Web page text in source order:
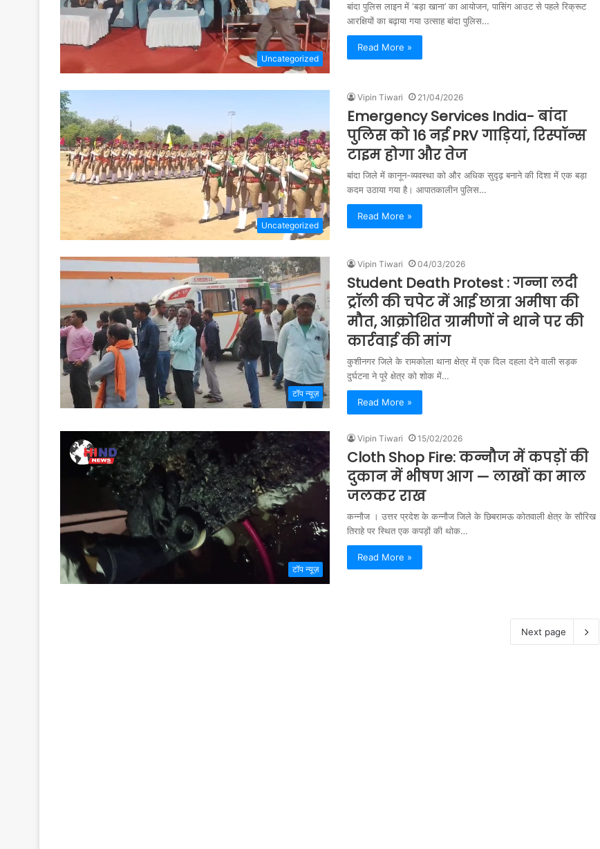
Uncategorized
बांदा पुलिस लाइन में ‘बड़ा खाना’ का आयोजन, पासिंग आउट से पहले रिक्रूट
आरक्षियों का बढ़ाया गया उत्साह बांदा पुलिस…
Read More »
Uncategorized
Vipin Tiwari 21/04/2026
Emergency Services India- बांदा
पुलिस को 16 नई PRV गाड़ियां, रिस्पॉन्स
टाइम होगा और तेज
बांदा जिले में कानून-व्यवस्था को और अधिक सुदृढ़ बनाने की दिशा में एक बड़ा
कदम उठाया गया है। आपातकालीन पुलिस…
Read More »
टॉप न्यूज़
Vipin Tiwari 04/03/2026
Student Death Protest : गन्ना लदी
ट्रॉली की चपेट में आई छात्रा अमीषा की
मौत, आक्रोशित ग्रामीणों ने थाने पर की
कार्रवाई की मांग
कुशीनगर जिले के रामकोला थाना क्षेत्र में एक दिल दहला देने वाली सड़क
दुर्घटना ने पूरे क्षेत्र को शोक में…
Read More »
टॉप न्यूज़
Vipin Tiwari 15/02/2026
Cloth Shop Fire: कन्नौज में कपड़ों की
दुकान में भीषण आग — लाखों का माल
जलकर राख
कन्नौज । उत्तर प्रदेश के कन्नौज जिले के छिबरामऊ कोतवाली क्षेत्र के सौरिख
तिराहे पर स्थित एक कपड़ों की थोक…
Read More »
Next page